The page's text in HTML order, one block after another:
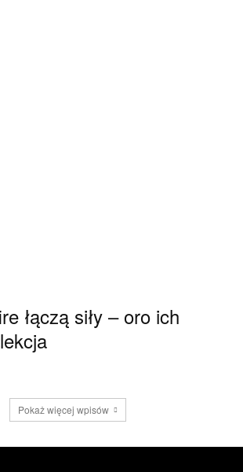
łączą siły – oro ich
Pokaż więcej wpisów